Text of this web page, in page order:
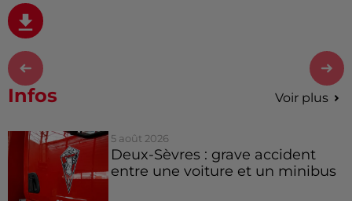
Infos Voir plus
5 août 2026
Deux-Sèvres : grave accident
entre une voiture et un minibus